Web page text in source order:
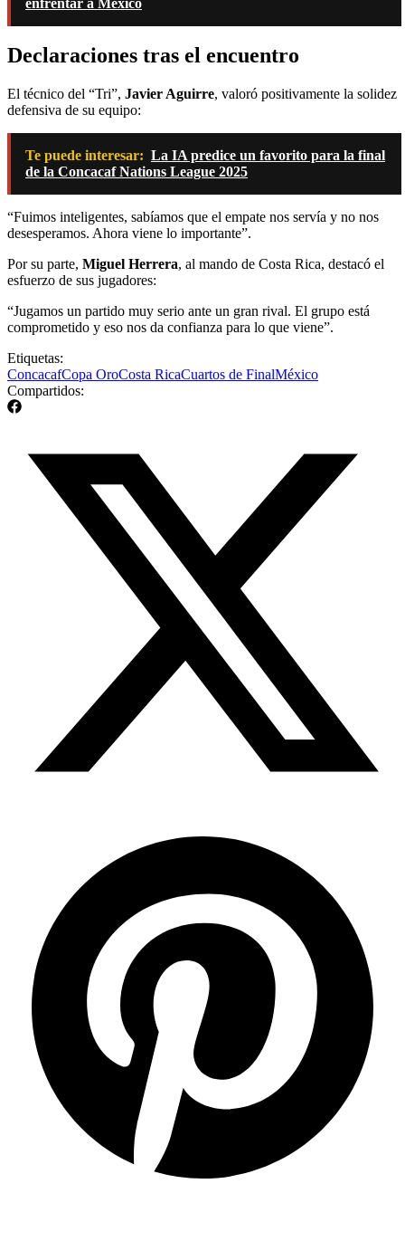
Declaraciones tras el encuentro
El técnico del “Tri”, Javier Aguirre, valoró positivamente la solidez
defensiva de su equipo:
Te puede interesar: La IA predice un favorito para la final
de la Concacaf Nations League 2025
“Fuimos inteligentes, sabíamos que el empate nos servía y no nos
desesperamos. Ahora viene lo importante”.
Por su parte, Miguel Herrera, al mando de Costa Rica, destacó el
esfuerzo de sus jugadores:
“Jugamos un partido muy serio ante un gran rival. El grupo está
comprometido y eso nos da confianza para lo que viene”.
Etiquetas:
ConcacafCopa OroCosta RicaCuartos de FinalMéxico
Compartidos: